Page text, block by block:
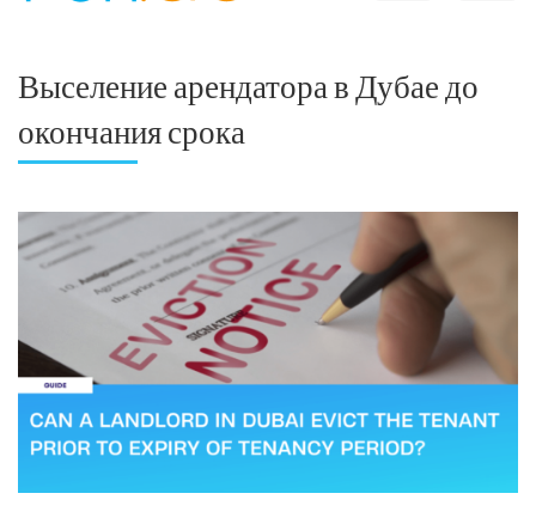
Выселение арендатора в Дубае до
окончания срока